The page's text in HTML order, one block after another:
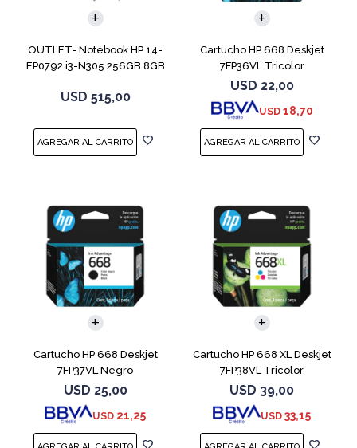
OUTLET- Notebook HP 14-
EP0792 i3-N305 256GB 8GB
USD 515,00
Cartucho HP 668 Deskjet
7FP36VL Tricolor
USD 22,00
USD 18,70
Cartucho HP 668 Deskjet
7FP37VL Negro
USD 25,00
USD 21,25
Cartucho HP 668 XL Deskjet
7FP38VL Tricolor
USD 39,00
USD 33,15